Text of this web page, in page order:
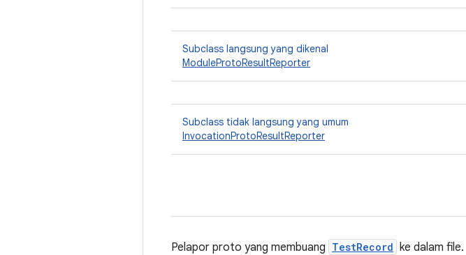
Subclass langsung yang dikenal
ModuleProtoResultReporter
Subclass tidak langsung yang umum
InvocationProtoResultReporter
Pelapor proto yang membuang TestRecord ke dalam file.